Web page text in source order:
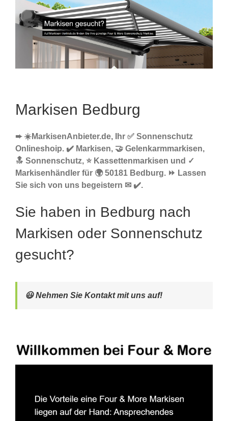
Markisen Bedburg
➨ ☀️MarkisenAnbieter.de, Ihr ✅ Sonnenschutz
Onlineshoip. ✔️ Markisen, 🤝 Gelenkarmmarkisen,
🔝 Sonnenschutz, ⭐ Kassettenmarkisen und ✓
Markisenhändler für 🌍 50181 Bedburg. ⏩ Lassen
Sie sich von uns begeistern ✉ ✔️.
Sie haben in Bedburg nach
Markisen oder Sonnenschutz
gesucht?
😃 Nehmen Sie Kontakt mit uns auf!